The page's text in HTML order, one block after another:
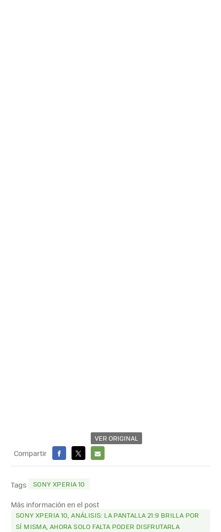
VER ORIGINAL
Compartir
FACEBOOK
X
E-
Tags SONY XPERIA 10
Más información en el post
SONY XPERIA 10, ANÁLISIS: LA PANTALLA 21:9 BRILLA POR
SÍ MISMA, AHORA SOLO FALTA PODER DISFRUTARLA